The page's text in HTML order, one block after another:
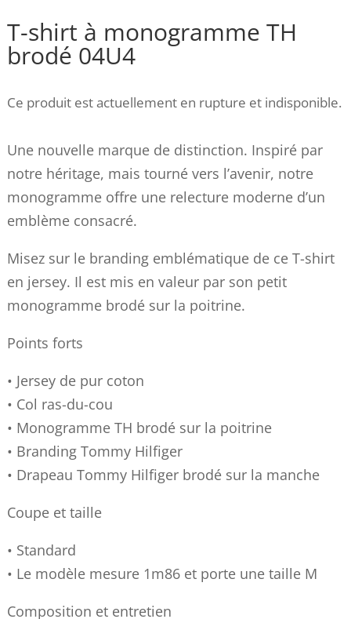
T-shirt à monogramme TH
brodé 04U4
Ce produit est actuellement en rupture et indisponible.
Une nouvelle marque de distinction. Inspiré par
notre héritage, mais tourné vers l’avenir, notre
monogramme offre une relecture moderne d’un
emblème consacré.
Misez sur le branding emblématique de ce T-shirt
en jersey. Il est mis en valeur par son petit
monogramme brodé sur la poitrine.
Points forts
• Jersey de pur coton
• Col ras-du-cou
• Monogramme TH brodé sur la poitrine
• Branding Tommy Hilfiger
• Drapeau Tommy Hilfiger brodé sur la manche
Coupe et taille
• Standard
• Le modèle mesure 1m86 et porte une taille M
Composition et entretien